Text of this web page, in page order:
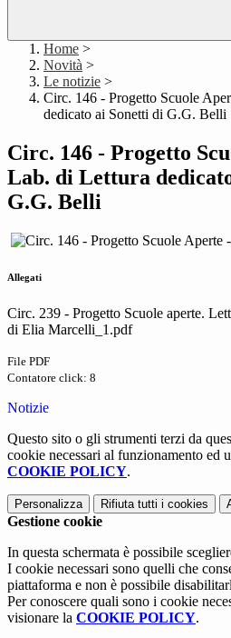
Home >
Novità >
Le notizie >
Circ. 146 - Progetto Scuole
dedicato ai Sonetti di G.G. Belli
Circ. 146 - Progetto
Lab. di Lettura
G.G. Belli
Allegati
Circ. 239 - Progetto Scuole aperte.
di Elia Marcelli_1.pdf
File PDF
Contatore click: 8
Notizie
Questo sito o gli strumenti terzi da
cookie necessari al funzionamento ed
COOKIE POLICY.
Personalizza Rifiuta tutti i cookies
Gestione cookie
In questa schermata è possibile
I cookie necessari sono quelli che
piattaforma e non è possibile
Per conoscere quali sono i cookie
visionare la COOKIE POLICY.